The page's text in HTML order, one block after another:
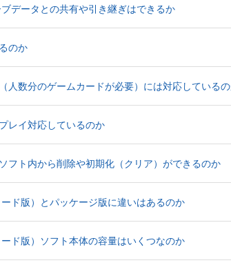
データとの共有や引き継ぎはできるか
のか
人数分のゲームカードが必要）には対応している
レイ対応しているのか
フト内から削除や初期化（クリア）ができるのか
ド版）とパッケージ版に違いはあるのか
ド版）ソフト本体の容量はいくつなのか